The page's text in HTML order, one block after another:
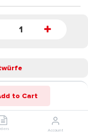
to Cart
Account